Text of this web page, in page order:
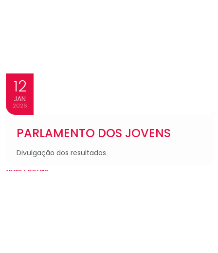
12
JAN
2026
PARLAMENTO DOS JOVENS
Divulgação dos resultados